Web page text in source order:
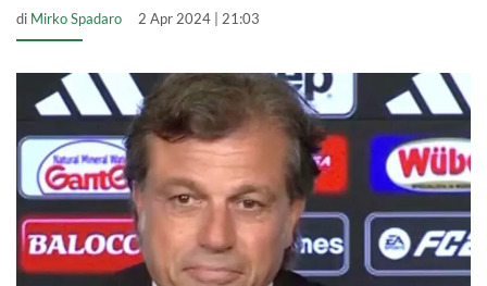
di Mirko Spadaro 2 Apr 2024 | 21:03